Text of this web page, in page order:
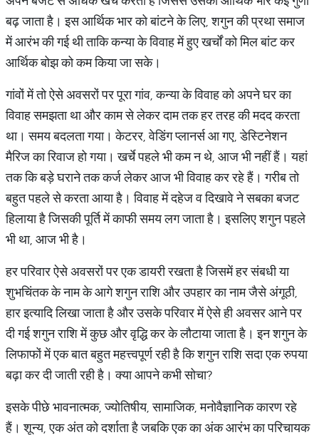
बढ़ जाता है। इस आर्थिक भार को बांटने के लिए, शगुन की प्रथा समाज
में आरंभ की गई थी ताकि कन्या के विवाह में हुए खर्चों को मिल बांट कर
आर्थिक बोझ को कम किया जा सके।
गांवों में तो ऐसे अवसरों पर पूरा गांव, कन्या के विवाह को अपने घर का
विवाह समझता था और काम से लेकर दाम तक हर तरह की मदद करता
था। समय बदलता गया। केटरर, वेडिंग प्लानर्स आ गए, डेस्टिनेशन
मैरिज का रिवाज हो गया। खर्चे पहले भी कम न थे, आज भी नहीं हैं। यहां
तक कि बड़े घराने तक कर्ज लेकर आज भी विवाह कर रहे हैं। गरीब तो
बहुत पहले से करता आया है। विवाह में दहेज व दिखावे ने सबका बजट
हिलाया है जिसकी पूर्ति में काफी समय लग जाता है। इसलिए शगुन पहले
भी था, आज भी है।
हर परिवार ऐसे अवसरों पर एक डायरी रखता है जिसमें हर संबधी या
शुभचिंतक के नाम के आगे शगुन राशि और उपहार का नाम जैसे अंगूठी,
हार इत्यादि लिखा जाता है और उसके परिवार में ऐसे ही अवसर आने पर
दी गई शगुन राशि में कुछ और वृद्धि कर के लौटाया जाता है। इन शगुन के
लिफाफों में एक बात बहुत महत्त्वपूर्ण रही है कि शगुन राशि सदा एक रुपया
बढ़ा कर दी जाती रही है। क्या आपने कभी सोचा?
इसके पीछे भावनात्मक, ज्योतिषीय, सामाजिक, मनोवैज्ञानिक कारण रहे
हैं। शून्य, एक अंत को दर्शाता है जबकि एक का अंक आरंभ का परिचायक